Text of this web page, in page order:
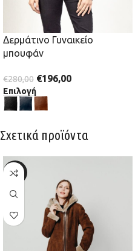
Δερμάτινο Γυναικείο
μπουφάν
€280,00 €196,00
Επιλογή
Σχετικά προϊόντα
-20%